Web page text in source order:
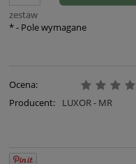
zestaw
*- Pole wymagane
Ocena:
Producent:
LUXOR - MR